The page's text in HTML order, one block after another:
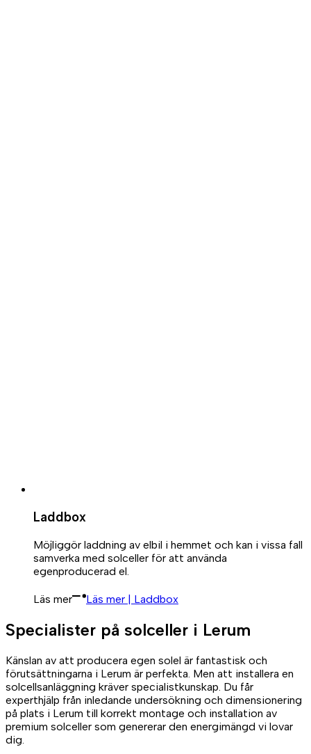
Laddbox
Möjliggör laddning av elbil i hemmet och kan i vissa fall
samverka med solceller för att använda
egenproducerad el.
Läs mer Läs mer | Laddbox
Specialister på solceller i Lerum
Känslan av att producera egen solel är fantastisk och
förutsättningarna i Lerum är perfekta. Men att installera en
solcellsanläggning kräver specialistkunskap. Du får
experthjälp från inledande undersökning och dimensionering
på plats i Lerum till korrekt montage och installation av
premium solceller som genererar den energimängd vi lovar
dig.